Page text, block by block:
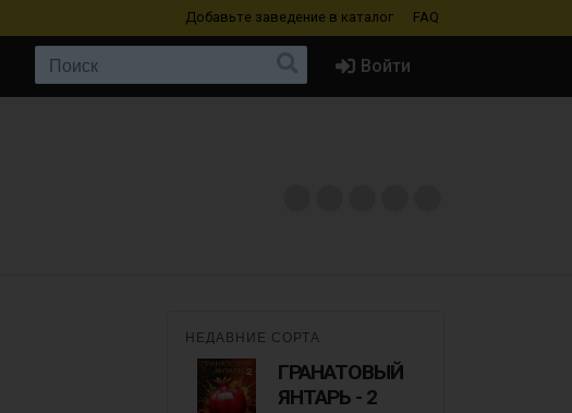
Добавьте заведение в каталог FAQ
Войти
НЕДАВНИЕ СОРТА
ГРАНАТОВЫЙ
ЯНТАРЬ - 2